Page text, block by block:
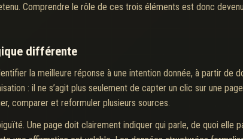
Comprendre le rôle de ces trois éléments est donc
différente
la meilleure réponse à une intention donnée, à partir de
: il ne s’agit plus seulement de capter un clic sur une
comparer et reformuler plusieurs sources.
Une page doit clairement indiquer qui parle, de quoi elle